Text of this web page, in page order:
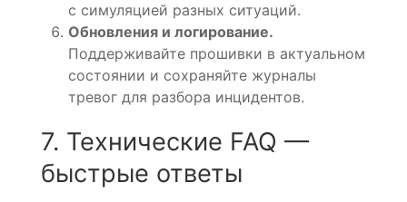
с симуляцией разных ситуаций.
Обновления и логирование.
Поддерживайте прошивки в актуальном
состоянии и сохраняйте журналы
тревог для разбора инцидентов.
7. Технические FAQ —
быстрые ответы